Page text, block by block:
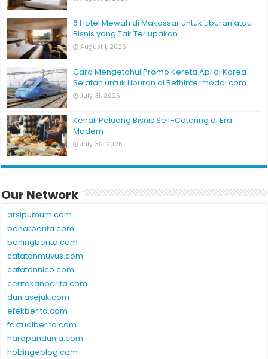
6 Hotel Mewah di Makassar untuk Liburan atau
Bisnis yang Tak Terlupakan
August 1, 2026
Cara Mengetahui Promo Kereta Api di Korea
Selatan untuk Liburan di Bethintermodal.com
July 31, 2026
Kenali Peluang Bisnis Self-Catering di Era
Modern
July 30, 2026
Our Network
arsipumum.com
benarberita.com
beningberita.com
catatanmuvus.com
catatannico.com
ceritakanberita.com
duniasejuk.com
efekberita.com
faktualberita.com
harapandunia.com
hobingeblog.com